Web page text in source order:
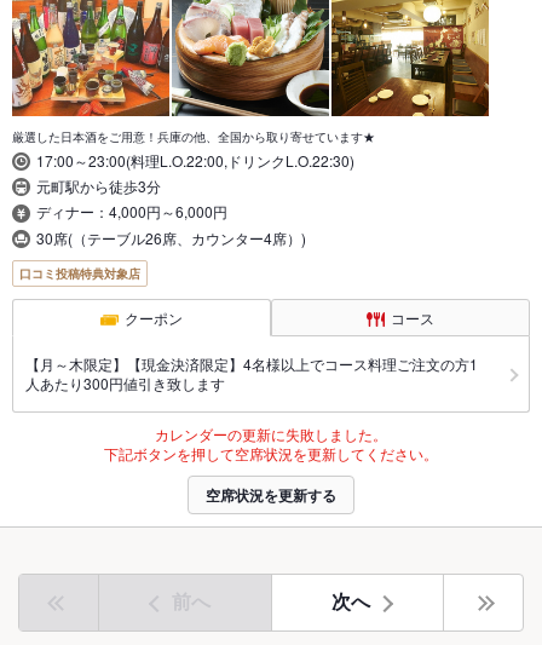
厳選した日本酒をご用意！兵庫の他、全国から取り寄せています★
17:00～23:00(料理L.O.22:00,ドリンクL.O.22:30)
元町駅から徒歩3分
ディナー：4,000円～6,000円
30席(（テーブル26席、カウンター4席）)
口コミ投稿特典対象店
クーポン コース
【月～木限定】【現金決済限定】4名様以上でコース料理ご注文の方1
人あたり300円値引き致します
カレンダーの更新に失敗しました。
下記ボタンを押して空席状況を更新してください。
空席状況を更新する
前へ 次へ